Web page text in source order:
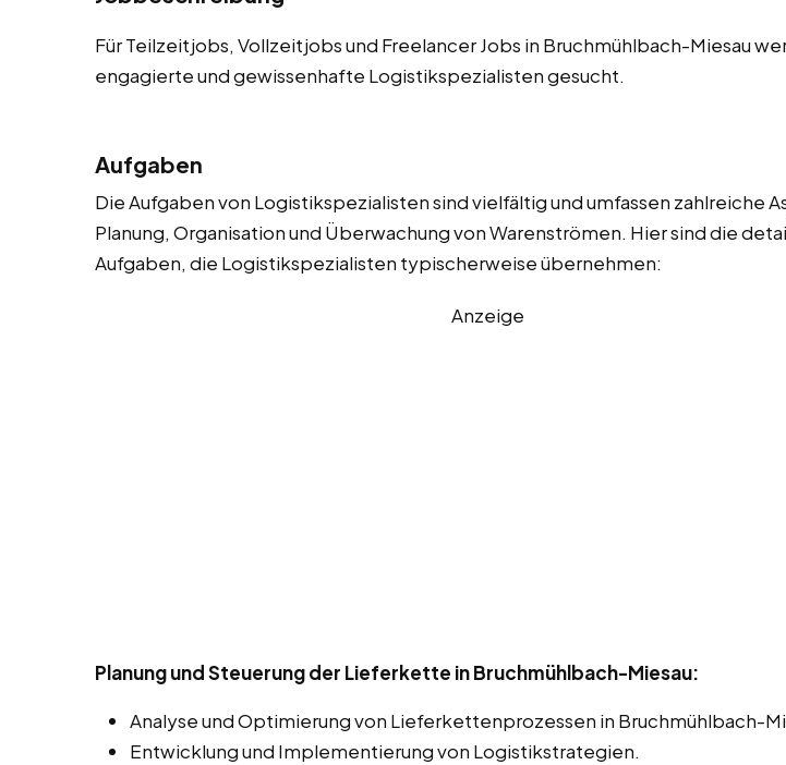
Für Teilzeitjobs, Vollzeitjobs und Freelancer Jobs in Bruchmühlbach-Miesau
engagierte und gewissenhafte Logistikspezialisten gesucht.
Aufgaben
Die Aufgaben von Logistikspezialisten sind vielfältig und umfassen zahlreiche
Planung, Organisation und Überwachung von Warenströmen. Hier sind die
Aufgaben, die Logistikspezialisten typischerweise übernehmen:
Anzeige
Planung und Steuerung der Lieferkette in Bruchmühlbach-Miesau:
Analyse und Optimierung von Lieferkettenprozessen in Bruchmühlbach-
Entwicklung und Implementierung von Logistikstrategien.